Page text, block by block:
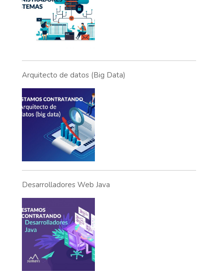
Arquitecto de datos (Big Data)
Desarrolladores Web Java